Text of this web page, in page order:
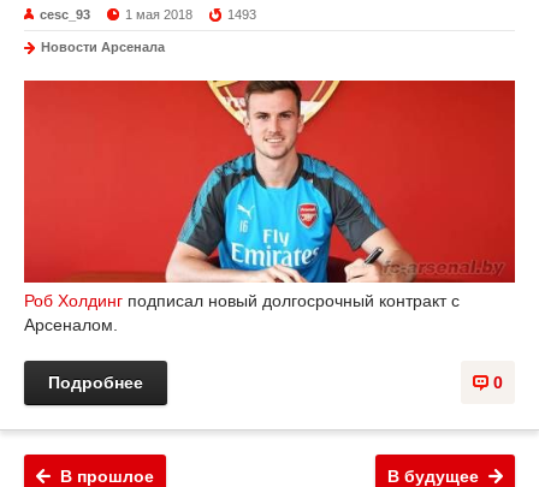
cesc_93 1 мая 2018 1493
Новости Арсенала
Роб Холдинг подписал новый долгосрочный контракт с
Арсеналом.
0
Подробнее
В будущее
В прошлое